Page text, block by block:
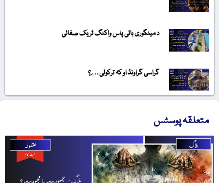
د مینگوری بائی پاس واکنگ ٹریک صفائی
گراسی گراونڈ او کہ ترکولی….؟
متعلقہ پوسٹس